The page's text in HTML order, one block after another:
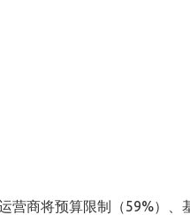
营商将预算限制（59%）、